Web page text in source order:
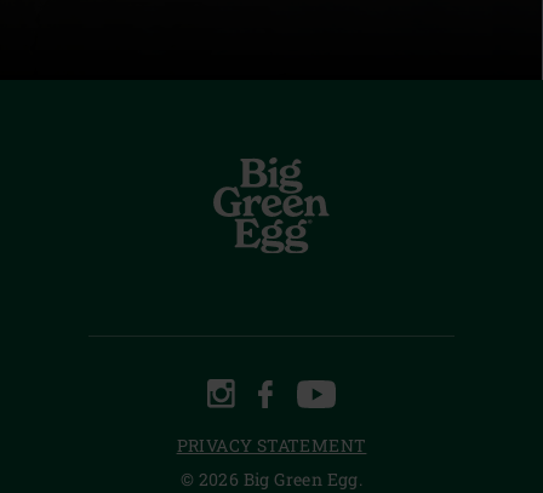
INSTAGRAM
FACEBOOKYOUTUBE
PRIVACY STATEMENT
© 2026 Big Green Egg.